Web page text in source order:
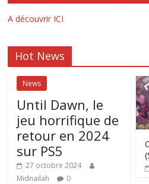
A découvrir ICI
Hot News
News
Until Dawn, le
jeu horrifique de
retour en 2024
sur PS5
27 octobre 2024
Midnailah
0